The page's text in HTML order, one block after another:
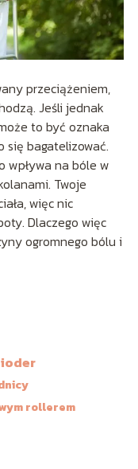
przeciążeniem,
Jeśli jednak
to być oznaka
się bagatelizować.
wpływa na bóle w
Twoje
więc nic
Dlaczego więc
ogromnego bólu i
rollerem